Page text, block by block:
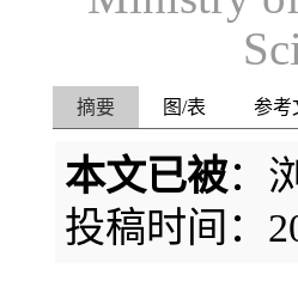
摘要 图/表 参考
本文已被：
投稿时间：